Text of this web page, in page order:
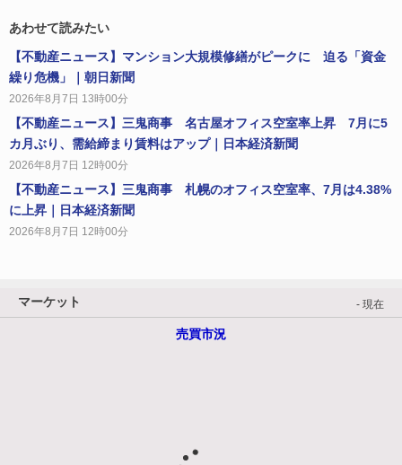
あわせて読みたい
【不動産ニュース】マンション大規模修繕がピークに 迫る「資金
繰り危機」｜朝日新聞
2026年8月7日 13時00分
【不動産ニュース】三鬼商事 名古屋オフィス空室率上昇 7月に5
カ月ぶり、需給締まり賃料はアップ｜日本経済新聞
2026年8月7日 12時00分
【不動産ニュース】三鬼商事 札幌のオフィス空室率、7月は4.38%
に上昇｜日本経済新聞
2026年8月7日 12時00分
マーケット - 現在
売買市況